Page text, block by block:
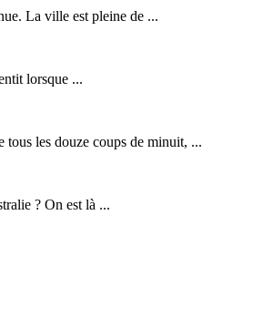
La ville est pleine de ...
lorsque ...
tous les douze coups de minuit, ...
? On est là ...